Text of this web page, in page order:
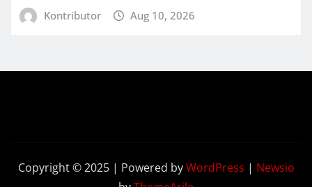
Kontributor Aug 10, 2026
Copyright © 2025 | Powered byWordPress | Newsio